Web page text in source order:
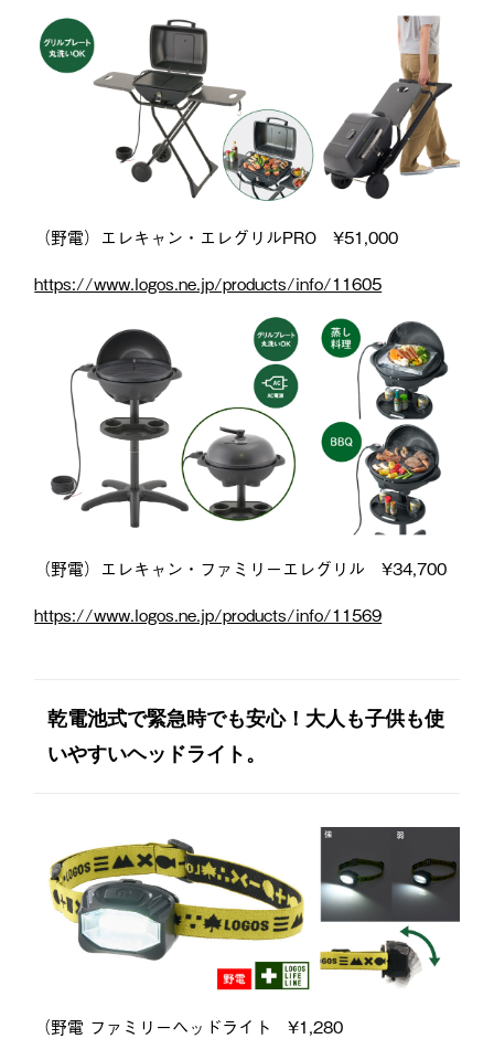
（野電）エレキャン・エレグリルPRO ¥51,000
https://www.logos.ne.jp/products/info/11605
（野電）エレキャン・ファミリーエレグリル ¥34,700
https://www.logos.ne.jp/products/info/11569
乾電池式で緊急時でも安心！大人も子供も使
いやすいヘッドライト。
（野電 ファミリーヘッドライト ¥1,280